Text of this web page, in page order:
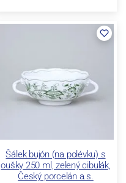
Šálek bujón (na polévku) s
oušky 250 ml, zelený cibulák,
Český porcelán a.s.